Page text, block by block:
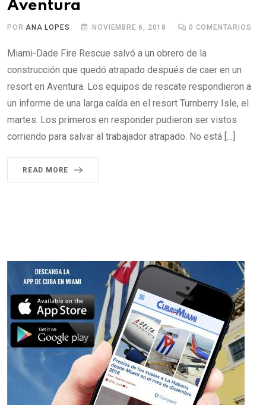
Aventura
PORANA LOPES NOVIEMBRE 6, 2018 0 COMENTARIOS
Miami-Dade Fire Rescue salvó a un obrero de la
construcción que quedó atrapado después de caer en un
resort en Aventura. Los equipos de rescate respondieron a
un informe de una larga caída en el resort Turnberry Isle, el
martes. Los primeros en responder pudieron ser vistos
corriendo para salvar al trabajador atrapado. No está […]
READ MORE